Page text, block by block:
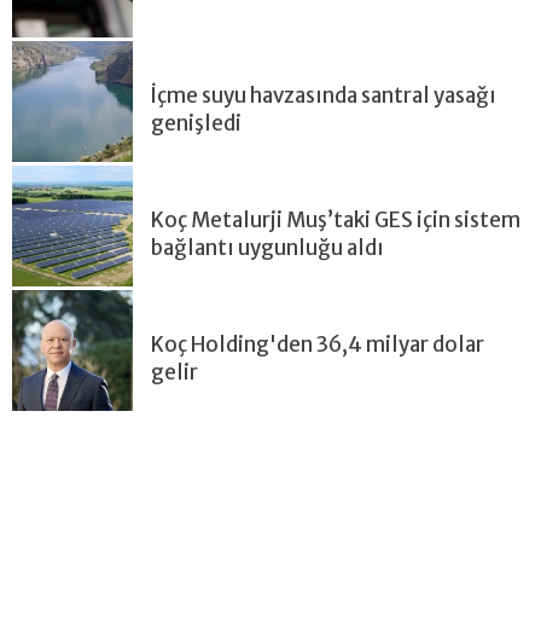
İçme suyu havzasında santral yasağı
genişledi
Koç Metalurji Muş’taki GES için sistem
bağlantı uygunluğu aldı
Koç Holding'den 36,4 milyar dolar
gelir